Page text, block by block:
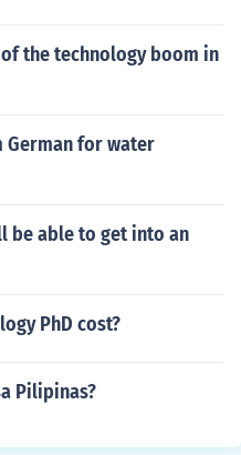
the technology boom in
German for water
be able to get into an
PhD cost?
Pilipinas?